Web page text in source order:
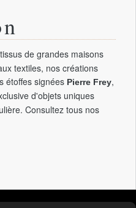
de grandes maisons
textiles, nos créations
étoffes signées Pierre Frey,
d'objets uniques
Consultez tous nos